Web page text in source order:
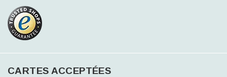
CARTES ACCEPTÉES